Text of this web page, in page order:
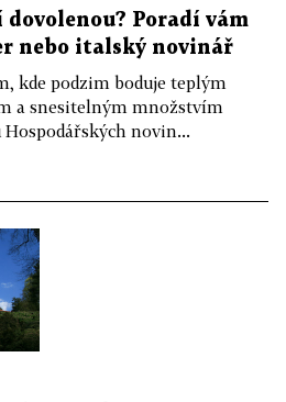
Poradí vám
nebo italský novinář
kde podzim boduje teplým
a snesitelným množstvím
novin...